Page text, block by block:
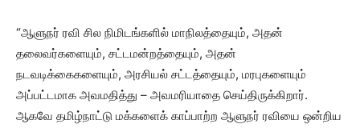
“ஆளுநர் ரவி சில நிமிடங்களில் மாநிலத்தையும், அதன்
தலைவர்களையும், சட்டமன்றத்தையும், அதன்
நடவடிக்கைகளையும், அரசியல் சட்டத்தையும், மரபுகளையும்
அப்பட்டமாக அவமதித்து – அவமரியாதை செய்திருக்கிறார்.
ஆகவே தமிழ்நாட்டு மக்களைக் காப்பாற்ற ஆளுநர் ரவியை ஒன்றிய